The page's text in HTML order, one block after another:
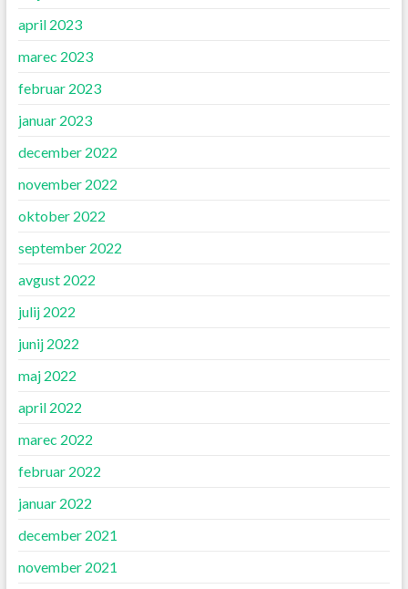
april 2023
marec 2023
februar 2023
januar 2023
december 2022
november 2022
oktober 2022
september 2022
avgust 2022
julij 2022
junij 2022
maj 2022
april 2022
marec 2022
februar 2022
januar 2022
december 2021
november 2021